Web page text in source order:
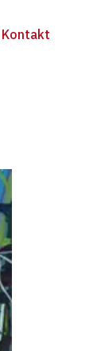
Kontakt